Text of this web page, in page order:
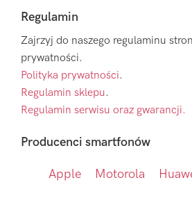
Regulamin
Zajrzyj do naszego regulaminu
prywatności.
Polityka prywatności.
Regulamin sklepu.
Regulamin serwisu oraz gwarancji.
Producenci smartfonów
Apple Motorola